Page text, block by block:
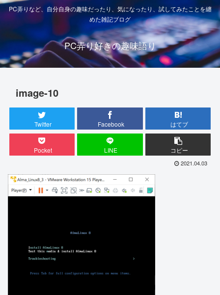
PC弄りなど、自分自身の趣味だったり、気になったり、試してみたことを纏
めた雑記ブログ
PC弄り好きの趣味語り
image-10
Twitter Facebook はてブ
Pocket LINE コピー
2021.04.03